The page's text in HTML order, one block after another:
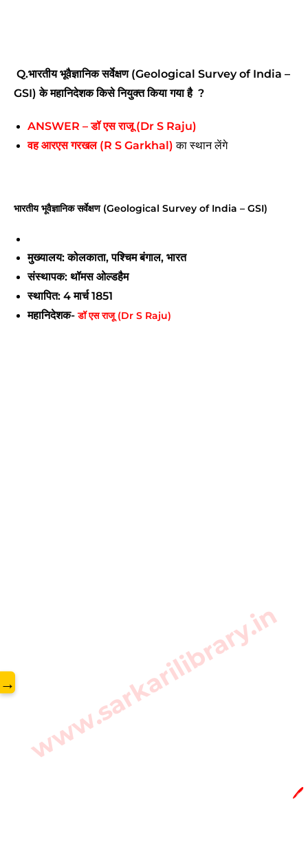
Q.भारतीय भूवैज्ञानिक सर्वेक्षण (Geological Survey of India –
GSI) के महानिदेशक किसे नियुक्त किया गया है ?
ANSWER –डॉ एस राजू (Dr S Raju)
वहआरएस गरखल (R S Garkhal) का स्थान लेंगे
भारतीय भूवैज्ञानिक सर्वेक्षण (Geological Survey of India – GSI)
मुख्यालय:कोलकाता, पश्चिम बंगाल, भारत
संस्थापक: थॉमस ओल्डहैम
स्थापित: 4 मार्च 1851
महानिदेशक-डॉ एस राजू (Dr S Raju)
www.sarkarilibrary.in
→
🖊️